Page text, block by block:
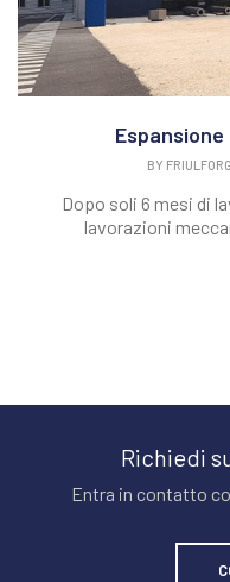
BY
Dopo soli 6 mesi di
lavorazioni
Richiedi
Entra in contatto